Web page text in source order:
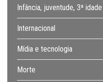
Infância, juventude, 3ª idade
Internacional
Mídia e tecnologia
Morte